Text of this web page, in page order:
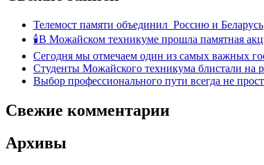
Телемост памяти объединил Россию и Беларусь
🕯В Можайском техникуме прошла памятная
Сегодня мы отмечаем один из самых важных
Студенты Можайского техникума блистали на
Выбор профессионального пути всегда не
Свежие комментарии
Архивы